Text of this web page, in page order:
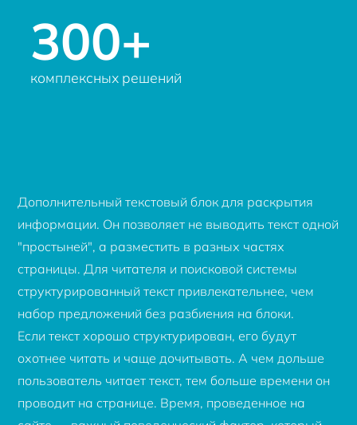
300+
комплексных решений
Дополнительный текстовый блок для раскрытия
информации. Он позволяет не выводить текст одной
"простыней", а разместить в разных частях
страницы. Для читателя и поисковой системы
структурированный текст привлекательнее, чем
набор предложений без разбиения на блоки.
Если текст хорошо структурирован, его будут
охотнее читать и чаще дочитывать. А чем дольше
пользователь читает текст, тем больше времени он
проводит на странице. Время, проведенное на